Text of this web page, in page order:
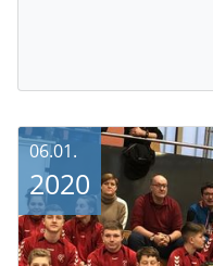
06.01.
2020